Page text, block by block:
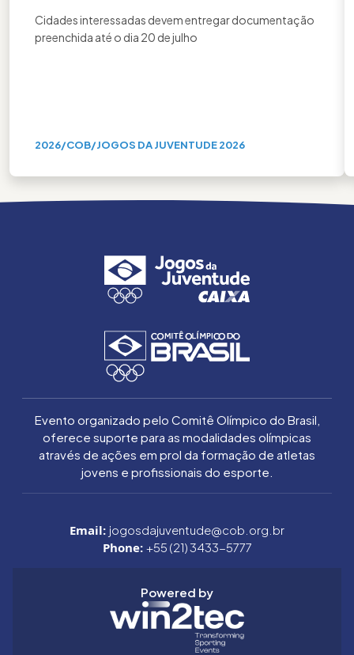
Cidades interessadas devem entregar documentação
preenchida até o dia 20 de julho
2026/COB/JOGOS DA JUVENTUDE 2026
Evento organizado pelo Comitê Olímpico do Brasil,
oferece suporte para as modalidades olímpicas
através de ações em prol da formação de atletas
jovens e profissionais do esporte.
Email: jogosdajuventude@cob.org.br
Phone: +55 (21) 3433-5777
Powered by